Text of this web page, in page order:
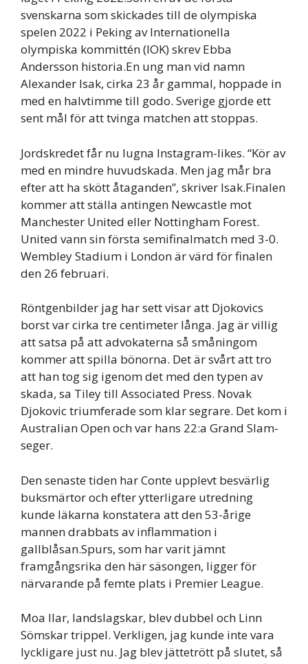
svenskarna som skickades till de olympiska
spelen 2022 i Peking av Internationella
olympiska kommittén (IOK) skrev Ebba
Andersson historia.En ung man vid namn
Alexander Isak, cirka 23 år gammal, hoppade in
med en halvtimme till godo. Sverige gjorde ett
sent mål för att tvinga matchen att stoppas.
Jordskredet får nu lugna Instagram-likes. “Kör av
med en mindre huvudskada. Men jag mår bra
efter att ha skött åtaganden”, skriver Isak.Finalen
kommer att ställa antingen Newcastle mot
Manchester United eller Nottingham Forest.
United vann sin första semifinalmatch med 3-0.
Wembley Stadium i London är värd för finalen
den 26 februari.
Röntgenbilder jag har sett visar att Djokovics
borst var cirka tre centimeter långa. Jag är villig
att satsa på att advokaterna så småningom
kommer att spilla bönorna. Det är svårt att tro
att han tog sig igenom det med den typen av
skada, sa Tiley till Associated Press. Novak
Djokovic triumferade som klar segrare. Det kom i
Australian Open och var hans 22:a Grand Slam-
seger.
Den senaste tiden har Conte upplevt besvärlig
buksmärtor och efter ytterligare utredning
kunde läkarna konstatera att den 53-årige
mannen drabbats av inflammation i
gallblåsan.Spurs, som har varit jämnt
framgångsrika den här säsongen, ligger för
närvarande på femte plats i Premier League.
Moa Ilar, landslagskar, blev dubbel och Linn
Sömskar trippel. Verkligen, jag kunde inte vara
lyckligare just nu. Jag blev jättetrött på slutet, så